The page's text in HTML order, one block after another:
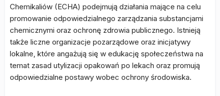
Chemikaliów (ECHA) podejmują działania mające na celu
promowanie odpowiedzialnego zarządzania substancjami
chemicznymi oraz ochronę zdrowia publicznego. Istnieją
także liczne organizacje pozarządowe oraz inicjatywy
lokalne, które angażują się w edukację społeczeństwa na
temat zasad utylizacji opakowań po lekach oraz promują
odpowiedzialne postawy wobec ochrony środowiska.